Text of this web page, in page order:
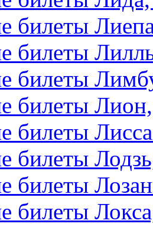
билеты
билеты
билеты
билеты
билеты
билеты
билеты
билеты